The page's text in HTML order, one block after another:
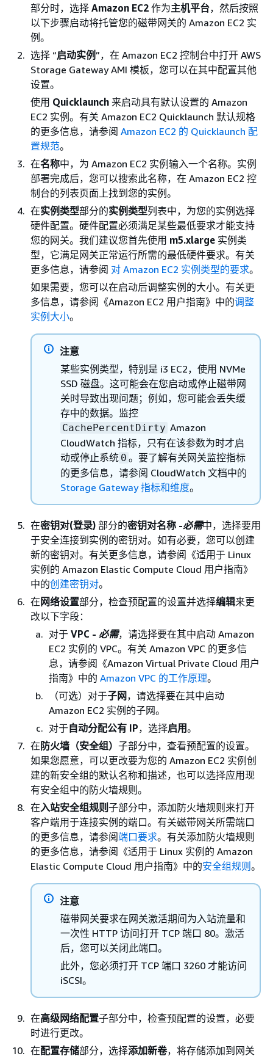
部分时，选择 Amazon EC2 作为主机平台，然后按照
以下步骤启动将托管您的磁带网关的 Amazon EC2 实
例。
选择 “启动实例”，在 Amazon EC2 控制台中打开 AWS
Storage Gateway AMI 模板，您可以在其中配置其他
设置。
使用 Quicklaunch 来启动具有默认设置的 Amazon
EC2 实例。有关 Amazon EC2 Quicklaunch 默认规格
的更多信息，请参阅 Amazon EC2 的 Quicklaunch 配
置规范。
在名称中，为 Amazon EC2 实例输入一个名称。实例
部署完成后，您可以搜索此名称，在 Amazon EC2 控
制台的列表页面上找到您的实例。
在实例类型部分的实例类型列表中，为您的实例选择
硬件配置。硬件配置必须满足某些最低要求才能支持
您的网关。我们建议您首先使用 m5.xlarge 实例类
型，它满足网关正常运行所需的最低硬件要求。有关
更多信息，请参阅 对 Amazon EC2 实例类型的要求。
如果需要，您可以在启动后调整实例的大小。有关更
多信息，请参阅《Amazon EC2 用户指南》 中的调整
实例大小。
注意
某些实例类型，特别是 i3 EC2，使用 NVMe
SSD 磁盘。这可能会在您启动或停止磁带网
关时导致出现问题；例如，您可能会丢失缓
存中的数据。监控
CachePercentDirty Amazon
CloudWatch 指标，只有在该参数为时才启
动或停止系统 0 。要了解有关网关监控指标
的更多信息，请参阅 CloudWatch 文档中的
Storage Gateway 指标和维度。
在密钥对(登录) 部分的密钥对名称 -必需中，选择要用
于安全连接到实例的密钥对。如有必要，您可以创建
新的密钥对。有关更多信息，请参阅《适用于 Linux
实例的 Amazon Elastic Compute Cloud 用户指南》
中的创建密钥对。
在 网络设置部分，检查预配置的设置并选择编辑来更
改以下字段：
对于 VPC - 必需，请选择要在其中启动 Amazon
EC2 实例的 VPC。有关 Amazon VPC 的更多信
息，请参阅 《Amazon Virtual Private Cloud 用户
指南》中的 Amazon VPC 的工作原理。
（可选）对于子网 ，请选择要在其中启动
Amazon EC2 实例的子网。
对于自动分配公有 IP，选择启用。
在 防火墙（安全组） 子部分中，查看预配置的设置。
如果您愿意，可以更改要为您的 Amazon EC2 实例创
建的新安全组的默认名称和描述，也可以选择应用现
有安全组中的防火墙规则。
在入站安全组规则子部分中，添加防火墙规则来打开
客户端用于连接实例的端口。有关磁带网关所需端口
的更多信息，请参阅端口要求。有关添加防火墙规则
的更多信息，请参阅《适用于 Linux 实例的 Amazon
Elastic Compute Cloud 用户指南》 中的安全组规则 。
注意
磁带网关要求在网关激活期间为入站流量和
一次性 HTTP 访问打开 TCP 端口 80。激活
后，您可以关闭此端口。
此外，您必须打开 TCP 端口 3260 才能访问
iSCSI。
在高级网络配置子部分中，检查预配置的设置，必要
时进行更改。
在配置存储部分，选择添加新卷，将存储添加到网关